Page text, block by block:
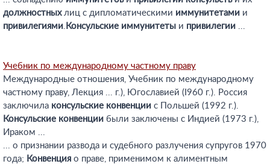
должностныхлиц с дипломатическими иммунитетами и
привилегиями. Консульские иммунитеты и привилегии ...
Учебник по международному частному праву
Международные отношения, Учебник по международному
частному праву, Лекция ... г.), Югославией (I960 г.). Россия
заключила консульские конвенции с Польшей (1992 г.).
Консульские конвенции были заключены с Индией (1973 г.),
Ираком ...
... о признании развода и судебного разлучения супругов 1970
года; Конвенция о праве, применимом к алиментным